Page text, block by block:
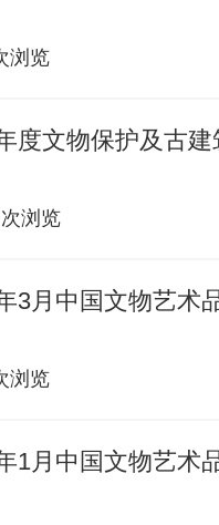
浏览
度文物保护及古
浏览
3月中国文物艺术
浏览
1月中国文物艺术